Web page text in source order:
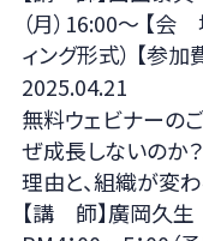
（月）16:00～ 【会
ィング形式） 【参加
2025.04.21
無料ウェビナーの
ぜ成長しないのか
理由と、組織が変
【講 師】廣岡久生